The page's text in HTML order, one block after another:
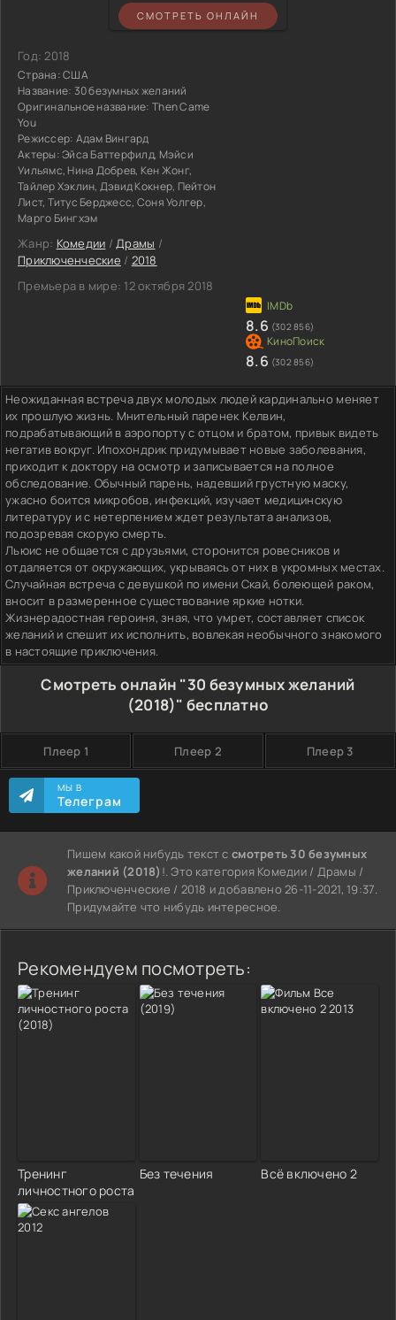
СМОТРЕТЬ ОНЛАЙН
Год:2018
Страна:США
Название: 30 безумных желаний
Оригинальное название: Then Came
You
Режиссер: Адам Вингард
Актеры:Эйса Баттерфилд, Мэйси
Уильямс, Нина Добрев, Кен Жонг,
Тайлер Хэклин, Дэвид Кокнер, Пейтон
Лист, Титус Берджесс, Соня Уолгер,
Марго Бингхэм
Жанр: Комедии /Драмы /
Приключенческие / 2018
Премьера в мире: 12 октября 2018
8.6 (302 856)
8.6 (302 856)
Неожиданная встреча двух молодых людей кардинально меняет
их прошлую жизнь. Мнительный паренек Келвин,
подрабатывающий в аэропорту с отцом и братом, привык видеть
негатив вокруг. Ипохондрик придумывает новые заболевания,
приходит к доктору на осмотр и записывается на полное
обследование. Обычный парень, надевший грустную маску,
ужасно боится микробов, инфекций, изучает медицинскую
литературу и с нетерпением ждет результата анализов,
подозревая скорую смерть.
Льюис не общается с друзьями, сторонится ровесников и
отдаляется от окружающих, укрываясь от них в укромных местах.
Случайная встреча с девушкой по имени Скай, болеющей раком,
вносит в размеренное существование яркие нотки.
Жизнерадостная героиня, зная, что умрет, составляет список
желаний и спешит их исполнить, вовлекая необычного знакомого
в настоящие приключения.
Смотреть онлайн "30 безумных желаний
(2018)" бесплатно
Плеер 1 Плеер 2 Плеер 3
МЫ В
Телеграм
Пишем какой нибудь текст ссмотреть 30 безумных
желаний (2018) !. Это категория Комедии / Драмы /
Приключенческие / 2018 и добавлено 26-11-2021, 19:37.
Придумайте что нибудь интересное.
Рекомендуем посмотреть:
Тренинг
личностного роста
Без течения Всё включено 2